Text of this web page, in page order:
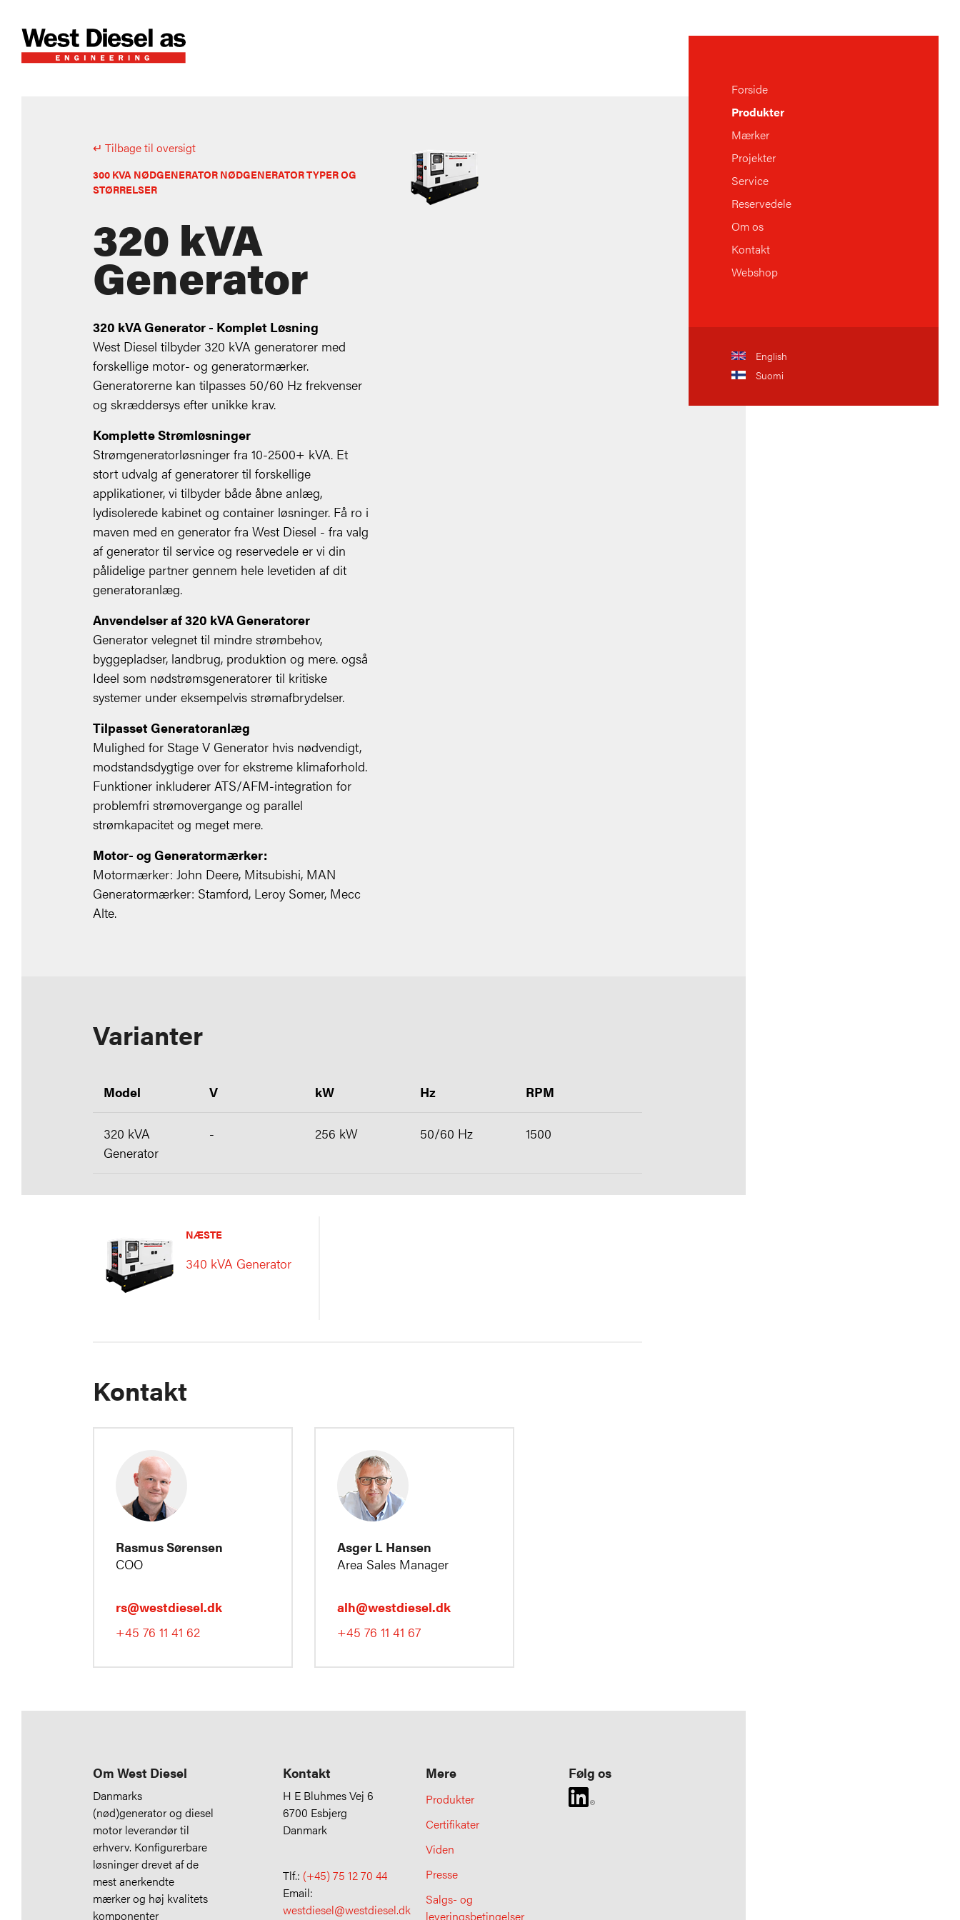
Forside
Produkter
Mærker
Projekter
Service
Reservedele
Om os
Kontakt
Webshop
English
Suomi
↵ Tilbage til oversigt
300 KVA NØDGENERATOR NØDGENERATOR TYPER OG
STØRRELSER
320 kVA
Generator
320 kVA Generator - Komplet Løsning
West Diesel tilbyder 320 kVA generatorer med
forskellige motor- og generatormærker.
Generatorerne kan tilpasses 50/60 Hz frekvenser
og skræddersys efter unikke krav.
Komplette Strømløsninger
Strømgeneratorløsninger fra 10-2500+ kVA. Et
stort udvalg af generatorer til forskellige
applikationer, vi tilbyder både åbne anlæg,
lydisolerede kabinet og container løsninger. Få ro i
maven med en generator fra West Diesel - fra valg
af generator til service og reservedele er vi din
pålidelige partner gennem hele levetiden af dit
generatoranlæg.
Anvendelser af 320 kVA Generatorer
Generator velegnet til mindre strømbehov,
byggepladser, landbrug, produktion og mere. også
Ideel som nødstrømsgeneratorer til kritiske
systemer under eksempelvis strømafbrydelser.
Tilpasset Generatoranlæg
Mulighed for Stage V Generator hvis nødvendigt,
modstandsdygtige over for ekstreme klimaforhold.
Funktioner inkluderer ATS/AFM-integration for
problemfri strømovergange og parallel
strømkapacitet og meget mere.
Motor- og Generatormærker:
Motormærker: John Deere, Mitsubishi, MAN
Generatormærker: Stamford, Leroy Somer, Mecc
Alte.
Varianter
Model V kW Hz RPM
320 kVA
Generator
- 256 kW 50/60 Hz 1500
NÆSTE
340 kVA Generator
Kontakt
Rasmus Sørensen
COO
rs@westdiesel.dk
+45 76 11 41 62
Asger L Hansen
Area Sales Manager
alh@westdiesel.dk
+45 76 11 41 67
Om West Diesel
Danmarks
(nød)generator og diesel
motor leverandør til
erhverv. Konfigurerbare
løsninger drevet af de
mest anerkendte
mærker og høj kvalitets
komponenter
Kontakt
H E Bluhmes Vej 6
6700 Esbjerg
Danmark
Tlf.: (+45) 75 12 70 44
Email:
westdiesel@westdiesel.dk
Mere
Produkter
Certifikater
Viden
Presse
Salgs- og
leveringsbetingelser
Følg os